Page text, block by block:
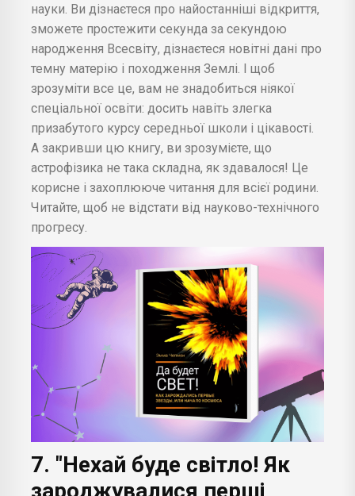
науки. Ви дізнаєтеся про найостанніші відкриття,
зможете простежити секунда за секундою
народження Всесвіту, дізнаєтеся новітні дані про
темну матерію і походження Землі. І щоб
зрозуміти все це, вам не знадобиться ніякої
спеціальної освіти: досить навіть злегка
призабутого курсу середньої школи і цікавості.
А закривши цю книгу, ви зрозумієте, що
астрофізика не така складна, як здавалося! Це
корисне і захоплююче читання для всієї родини.
Читайте, щоб не відстати від науково-технічного
прогресу.
7. "Нехай буде світло! Як